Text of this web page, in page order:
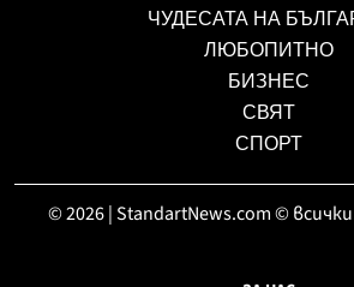
ЧУДЕСАТА НА
ЛЮБОПИТНО
БИЗНЕС
СВЯТ
СПОРТ
© 2026 | StandartNews.com ©